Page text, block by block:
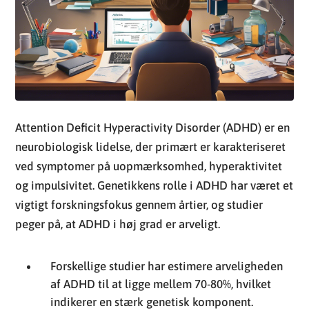
Attention Deficit Hyperactivity Disorder (ADHD) er en
neurobiologisk lidelse, der primært er karakteriseret
ved symptomer på uopmærksomhed, hyperaktivitet
og impulsivitet. Genetikkens rolle i ADHD har været et
vigtigt forskningsfokus gennem årtier, og studier
peger på, at ADHD i høj grad er arveligt.
Forskellige studier har estimere arveligheden
af ADHD til at ligge mellem 70-80%, hvilket
indikerer en stærk genetisk komponent.